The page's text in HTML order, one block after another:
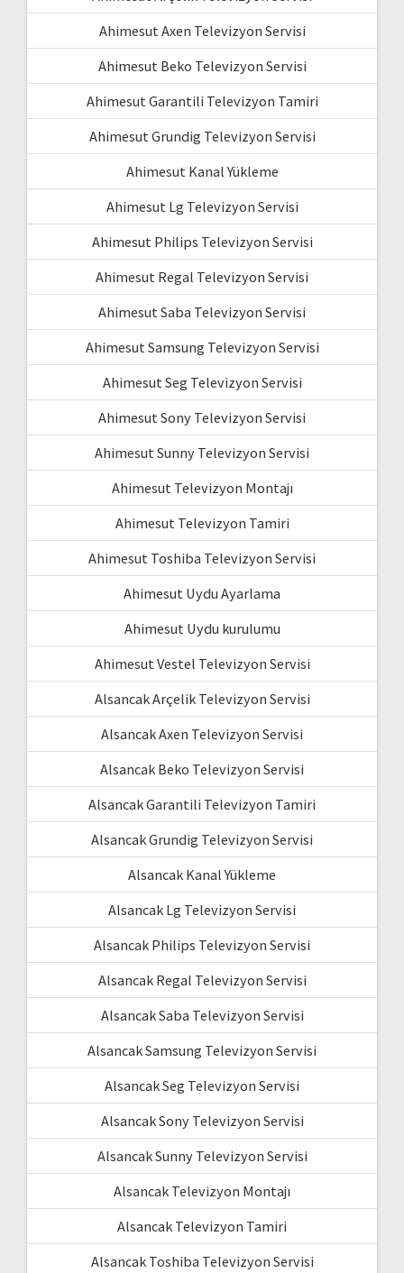
Ahimesut Axen Televizyon Servisi
Ahimesut Beko Televizyon Servisi
Ahimesut Garantili Televizyon Tamiri
Ahimesut Grundig Televizyon Servisi
Ahimesut Kanal Yükleme
Ahimesut Lg Televizyon Servisi
Ahimesut Philips Televizyon Servisi
Ahimesut Regal Televizyon Servisi
Ahimesut Saba Televizyon Servisi
Ahimesut Samsung Televizyon Servisi
Ahimesut Seg Televizyon Servisi
Ahimesut Sony Televizyon Servisi
Ahimesut Sunny Televizyon Servisi
Ahimesut Televizyon Montajı
Ahimesut Televizyon Tamiri
Ahimesut Toshiba Televizyon Servisi
Ahimesut Uydu Ayarlama
Ahimesut Uydu kurulumu
Ahimesut Vestel Televizyon Servisi
Alsancak Arçelik Televizyon Servisi
Alsancak Axen Televizyon Servisi
Alsancak Beko Televizyon Servisi
Alsancak Garantili Televizyon Tamiri
Alsancak Grundig Televizyon Servisi
Alsancak Kanal Yükleme
Alsancak Lg Televizyon Servisi
Alsancak Philips Televizyon Servisi
Alsancak Regal Televizyon Servisi
Alsancak Saba Televizyon Servisi
Alsancak Samsung Televizyon Servisi
Alsancak Seg Televizyon Servisi
Alsancak Sony Televizyon Servisi
Alsancak Sunny Televizyon Servisi
Alsancak Televizyon Montajı
Alsancak Televizyon Tamiri
Alsancak Toshiba Televizyon Servisi